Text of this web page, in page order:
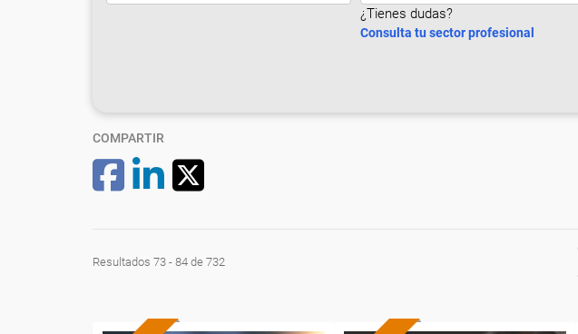
¿Tienes dudas?
Consulta tu sector profesional
COMPARTIR
Resultados 73 - 84 de 732